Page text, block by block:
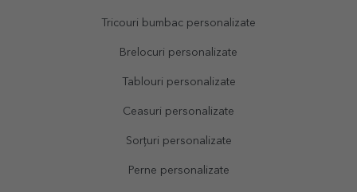
Tricouri bumbac personalizate
Brelocuri personalizate
Tablouri personalizate
Ceasuri personalizate
Sorțuri personalizate
Perne personalizate